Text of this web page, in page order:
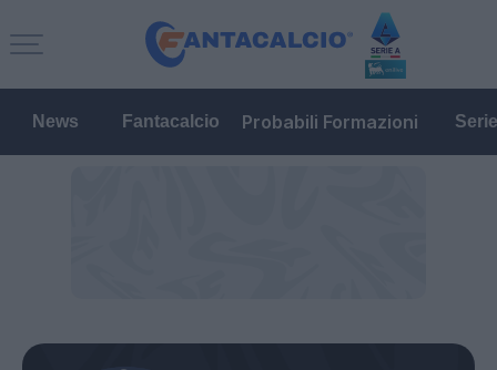
News Fantacalcio Probabili Formazioni